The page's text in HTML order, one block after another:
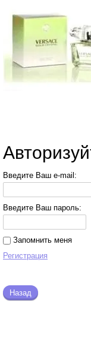
Введите Ваш e-mail:
Введите Ваш пароль:
Запомнить меня
Регистрация
Назад